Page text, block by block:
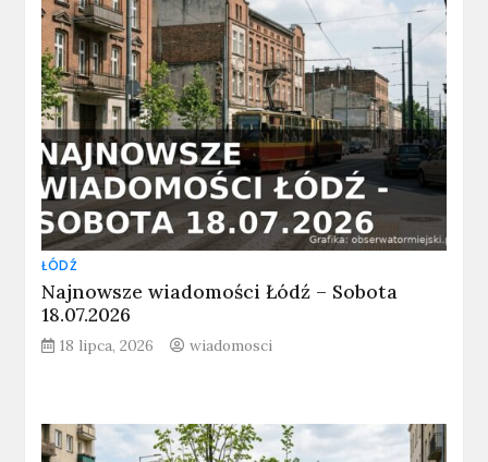
ŁÓDŹ
Najnowsze wiadomości Łódź – Sobota
18.07.2026
18 lipca, 2026 wiadomosci